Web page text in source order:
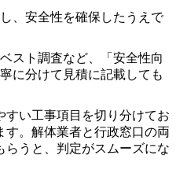
、安全性を確保したうえで
スト調査など、「安全性向
に分けて見積に記載しても
すい工事項目を切り分けてお
す。解体業者と行政窓口の両
うと、判定がスムーズにな